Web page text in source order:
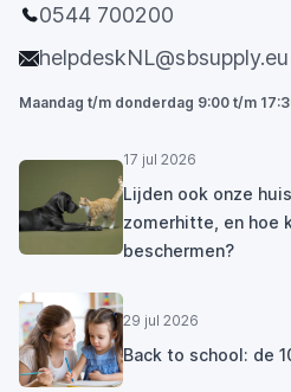
0544 700200
helpdeskNL@sbsupply.eu
Maandag t/m donderdag 9:00 t/m
17 jul 2026
Lijden ook onze
zomerhitte, en hoe
beschermen?
29 jul 2026
Back to school: de